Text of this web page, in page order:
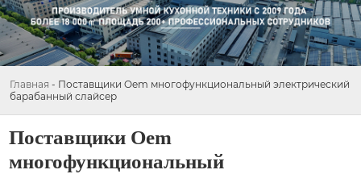
Главная - Поставщики Oem многофункциональный электрический
барабанный слайсер
Поставщики Oem
многофункциональный